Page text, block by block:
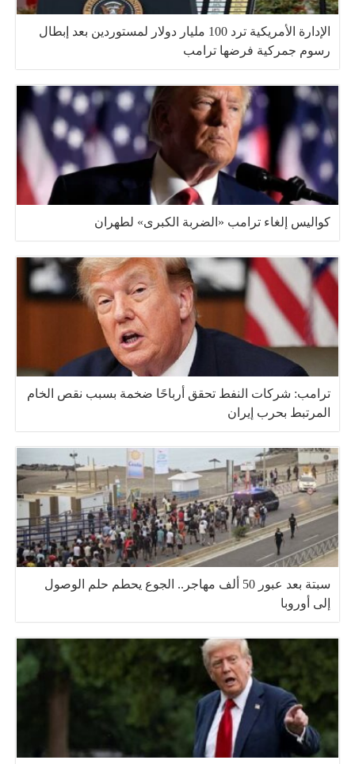
الإدارة الأمريكية ترد 100 مليار دولار لمستوردين بعد إبطال
رسوم جمركية فرضها ترامب
كواليس إلغاء ترامب «الضربة الكبرى» لطهران
ترامب: شركات النفط تحقق أرباحًا ضخمة بسبب نقص الخام
المرتبط بحرب إيران
سبتة بعد عبور 50 ألف مهاجر.. الجوع يحطم حلم الوصول
إلى أوروبا